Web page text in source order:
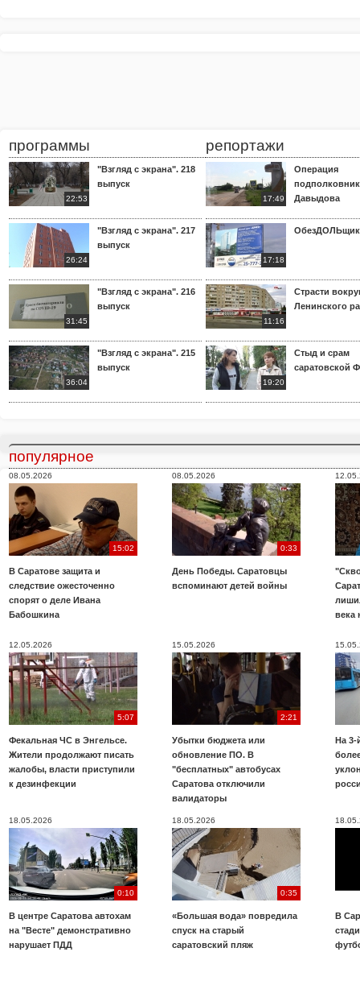
программы
22:53
"Взгляд с экрана". 218
выпуск
26:24
"Взгляд с экрана". 217
выпуск
31:45
"Взгляд с экрана". 216
выпуск
36:04
"Взгляд с экрана". 215
выпуск
репортажи
17:49
Операция
Давыдова
17:18
11:16
Страсти
Ленинского
19:20
Стыд и срам
саратовской
популярное
08.05.2026
15:02
В Саратове защита и
следствие ожесточенно
спорят о деле Ивана
Бабошкина
08.05.2026
0:33
День Победы. Саратовцы
вспоминают детей войны
века
12.05.2026
5:07
Фекальная ЧС в Энгельсе.
Жители продолжают писать
жалобы, власти приступили
к дезинфекции
15.05.2026
2:21
Убытки бюджета или
обновление ПО. В
"бесплатных" автобусах
Саратова отключили
валидаторы
На 3-
18.05.2026
0:10
В центре Саратова автохам
на "Весте" демонстративно
нарушает ПДД
18.05.2026
0:35
«Большая вода» повредила
спуск на старый
саратовский пляж
В